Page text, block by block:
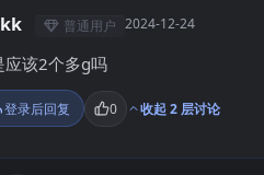
普通用户 2024-12-24
应该2个多g吗
登录后回复 0 收起 2 层讨论